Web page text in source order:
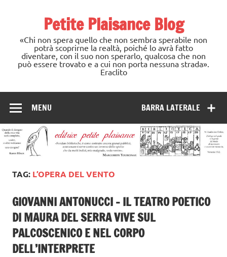
Petite Plaisance Blog
«Chi non spera quello che non sembra sperabile non
potrà scoprirne la realtà, poiché lo avrà fatto
diventare, con il suo non sperarlo, qualcosa che non
può essere trovato e a cui non porta nessuna strada».
Eraclito
BARRA LATERALE
MENU
TAG: L’OPERA DEL VENTO
GIOVANNI ANTONUCCI – IL TEATRO POETICO
DI MAURA DEL SERRA VIVE SUL
PALCOSCENICO E NEL CORPO
DELL’INTERPRETE